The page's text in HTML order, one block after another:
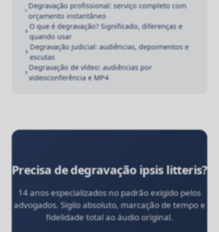
Degravação profissional: serviço completo com
orçamento instantâneo
O que é degravação? Significado, diferenças e
quando usar
Degravação judicial: audiências, depoimentos e
escutas
Degravação de vídeo: audiências por
videoconferência e MP4
Precisa de degravação ipsis litteris?
14 anos especializados no padrão exigido pelos
advogados. Sigilo absoluto, marcação de tempo e
fidelidade total ao áudio original.